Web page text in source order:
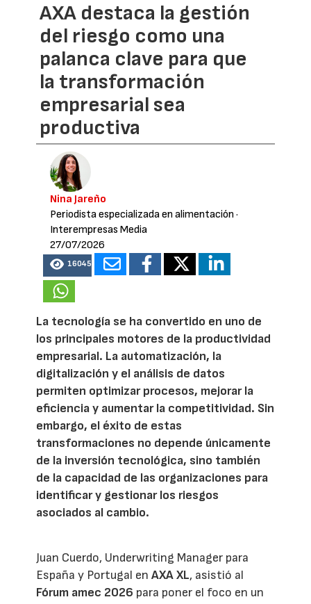
AXA destaca la gestión
del riesgo como una
palanca clave para que
la transformación
empresarial sea
productiva
Nina Jareño
Periodista especializada en alimentación ·
Interempresas Media
27/07/2026
16045
La tecnología se ha convertido en uno de
los principales motores de la productividad
empresarial. La automatización, la
digitalización y el análisis de datos
permiten optimizar procesos, mejorar la
eficiencia y aumentar la competitividad. Sin
embargo, el éxito de estas
transformaciones no depende únicamente
de la inversión tecnológica, sino también
de la capacidad de las organizaciones para
identificar y gestionar los riesgos
asociados al cambio.
Juan Cuerdo, Underwriting Manager para
España y Portugal enAXA XL, asistió al
Fórum amec 2026 para poner el foco en un